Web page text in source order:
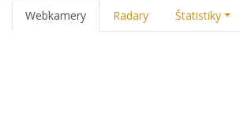
Webkamery Radary Štatistiky